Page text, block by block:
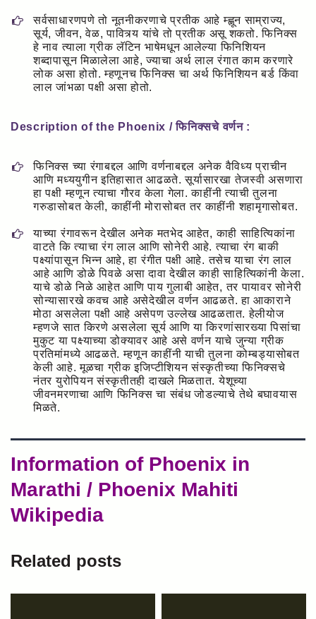
सर्वसाधारणपणे तो नूतनीकरणाचे प्रतीक आहे म्ह्णून साम्राज्य,
सूर्य, जीवन, वेळ, पावित्र्य यांचे तो प्रतीक असू शकतो. फिनिक्स
हे नाव त्याला ग्रीक लॅटिन भाषेमधून आलेल्या फिनिशियन
शब्दापासून मिळालेला आहे, ज्याचा अर्थ लाल रंगात काम करणारे
लोक असा होतो. म्हणूनच फिनिक्स चा अर्थ फिनिशियन बर्ड किंवा
लाल जांभळा पक्षी असा होतो.
Description of the Phoenix / फिनिक्सचे वर्णन :
फिनिक्स च्या रंगाबद्दल आणि वर्णनाबद्दल अनेक वैविध्य प्राचीन
आणि मध्ययुगीन इतिहासात आढळते. सूर्यासारखा तेजस्वी असणारा
हा पक्षी म्हणून त्याचा गौरव केला गेला. काहींनी त्याची तुलना
गरुडासोबत केली, काहींनी मोरासोबत तर काहींनी शहामृगासोबत.
याच्या रंगावरून देखील अनेक मतभेद आहेत, काही साहित्यिकांना
वाटते कि त्याचा रंग लाल आणि सोनेरी आहे. त्याचा रंग बाकी
पक्ष्यांपासून भिन्न आहे, हा रंगीत पक्षी आहे. तसेच याचा रंग लाल
आहे आणि डोळे पिवळे असा दावा देखील काही साहित्यिकांनी केला.
याचे डोळे निळे आहेत आणि पाय गुलाबी आहेत, तर पायावर सोनेरी
सोन्यासारखे कवच आहे असेदेखील वर्णन आढळते. हा आकाराने
मोठा असलेला पक्षी आहे असेपण उल्लेख आढळतात. हेलीयोज
म्हणजे सात किरणे असलेला सूर्य आणि या किरणांसारख्या पिसांचा
मुकुट या पक्ष्याच्या डोक्यावर आहे असे वर्णन याचे जुन्या ग्रीक
प्रतिमांमध्ये आढळते. म्हणून काहींनी याची तुलना कोम्बड्यासोबत
केली आहे. मूळचा ग्रीक इजिप्टीशियन संस्कृतीच्या फिनिक्सचे
नंतर युरोपियन संस्कृतीतही दाखले मिळतात. येशूच्या
जीवनमरणाचा आणि फिनिक्स चा संबंध जोडल्याचे तेथे बघावयास
मिळते.
Information of Phoenix in
Marathi / Phoenix Mahiti
Wikipedia
Related posts